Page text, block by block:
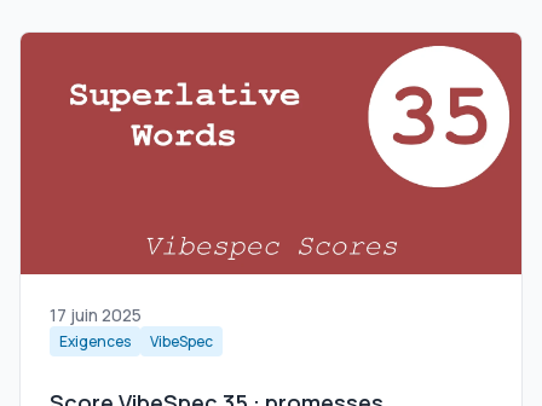
17 juin 2025
Exigences VibeSpec